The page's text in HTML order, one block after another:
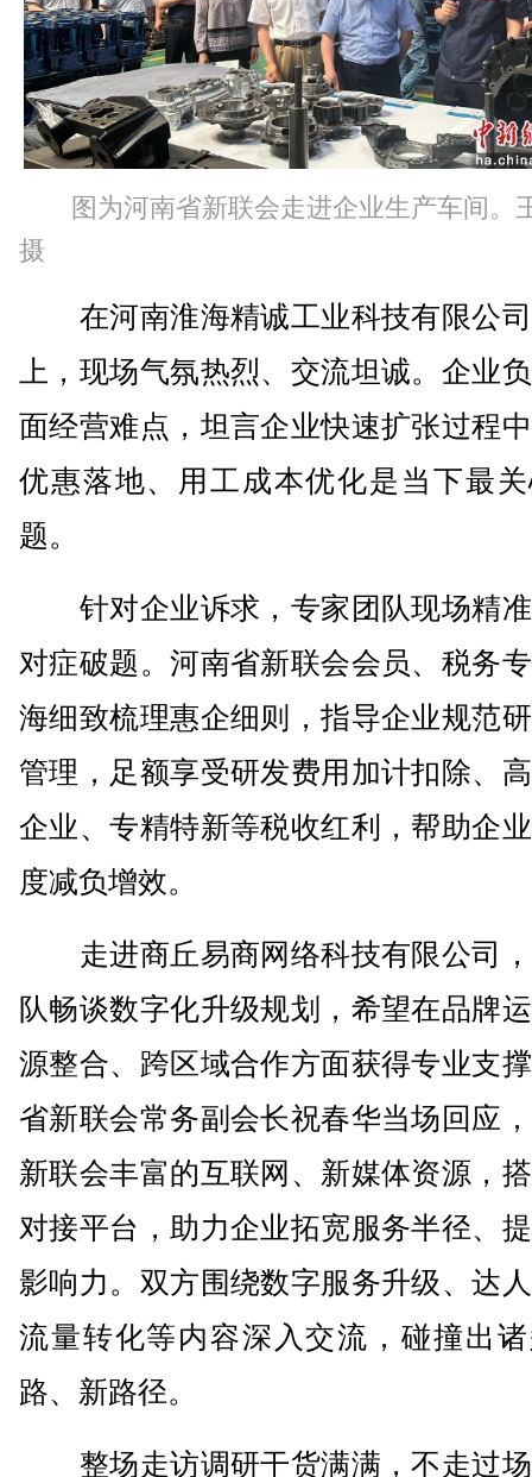
图为河南省新联会走进企业生产车间。
摄
在河南淮海精诚工业科技有限公
上，现场气氛热烈、交流坦诚。企业
面经营难点，坦言企业快速扩张过程
优惠落地、用工成本优化是当下最
题。
针对企业诉求，专家团队现场精
对症破题。河南省新联会会员、税务
海细致梳理惠企细则，指导企业规范
管理，足额享受研发费用加计扣除、
企业、专精特新等税收红利，帮助企
度减负增效。
走进商丘易商网络科技有限公司
队畅谈数字化升级规划，希望在品牌
源整合、跨区域合作方面获得专业支
省新联会常务副会长祝春华当场回应
新联会丰富的互联网、新媒体资源，
对接平台，助力企业拓宽服务半径、
影响力。双方围绕数字服务升级、达
流量转化等内容深入交流，碰撞出
路、新路径。
整场走访调研干货满满，不走过